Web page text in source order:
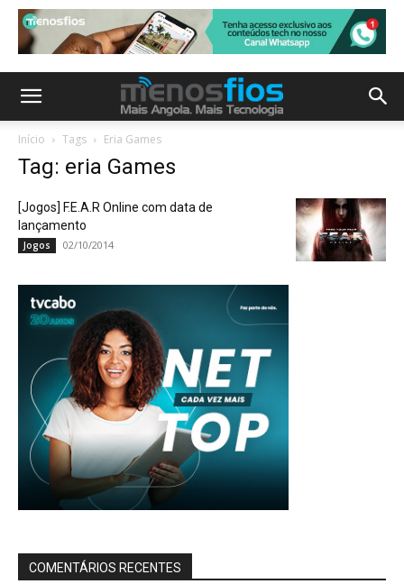
Início Tags Eria Games
Tag: eria Games
[Jogos] F.E.A.R Online com data de
lançamento
Jogos 02/10/2014
COMENTÁRIOS RECENTES